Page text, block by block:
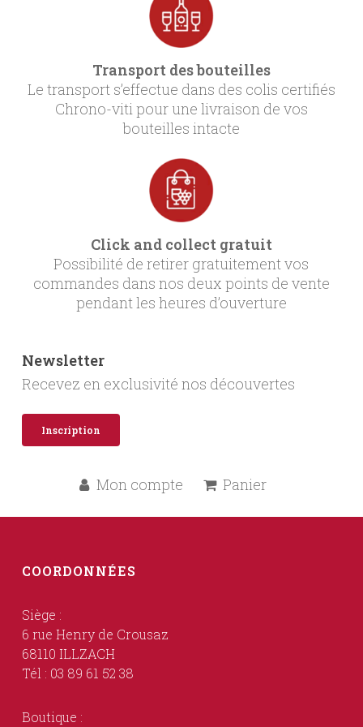
Transport des bouteilles
Le transport s’effectue dans des colis certifiés
Chrono-viti pour une livraison de vos
bouteilles intacte
Click and collect gratuit
Possibilité de retirer gratuitement vos
commandes dans nos deux points de vente
pendant les heures d’ouverture
Newsletter
Recevez en exclusivité nos découvertes
Inscription
Mon compte Panier
COORDONNÉES
Siège :
6 rue Henry de Crousaz
68110 ILLZACH
Tél : 03 89 61 52 38
Boutique :